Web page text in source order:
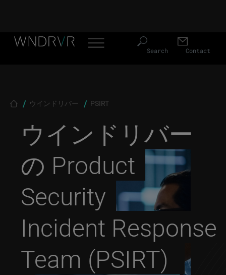
Skip to main content
Header Menu JP Search Contact
Breadcrumb
ウインドリバー PSIRT
ウインドリバー
の Product
Security
Incident Response
Team (PSIRT)